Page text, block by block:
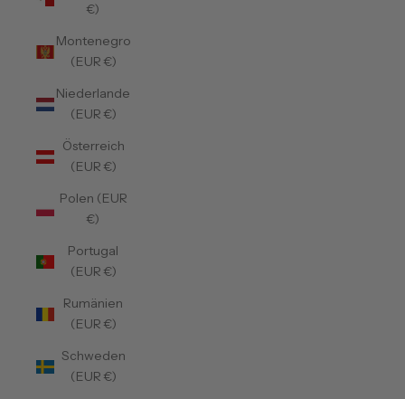
€)
Montenegro
(EUR €)
Niederlande
(EUR €)
Österreich
(EUR €)
Polen (EUR
€)
Portugal
(EUR €)
Rumänien
(EUR €)
Schweden
(EUR €)